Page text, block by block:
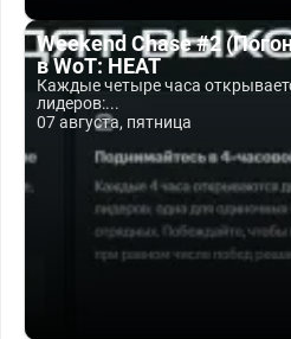
Weekend Chase #2
в WoT: HEAT
Каждые четыре часа
лидеров:...
07 августа, пятница